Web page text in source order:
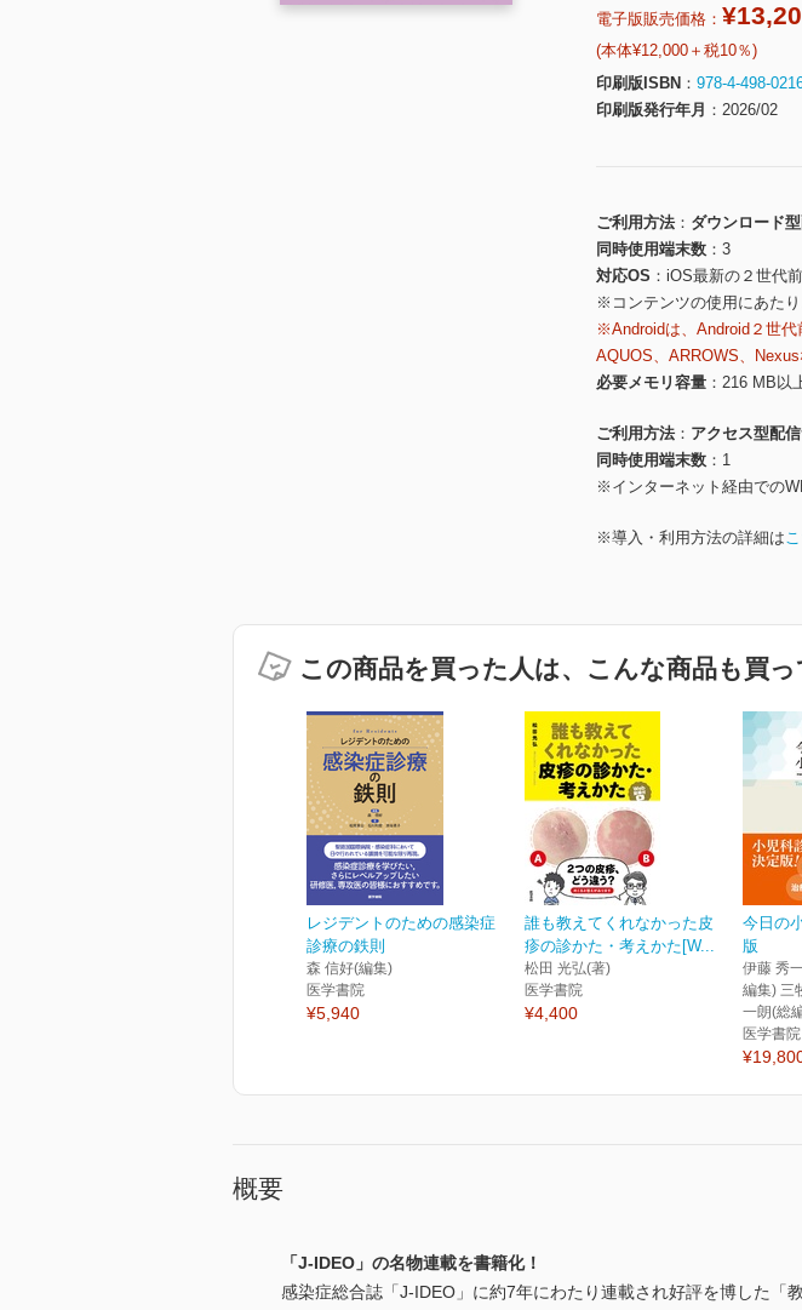
電子版販売価格：
(本体¥12,000＋税10％)
印刷版ISBN
978-4-498-
印刷版発行年月
2026/02
ご利用方法
ダウンロード
同時使用端末数
3
対応OS
iOS最新の２世代
※コンテンツの使用にあた
※Androidは、Android２世代
AQUOS、ARROWS、
必要メモリ容量
216 MB以
ご利用方法
アクセス型配
同時使用端末数
1
※インターネット経由での
※導入・利用方法の詳細は
この商品を買った人は、こんな商品も買っ
レジデントのための感染症
診療の鉄則
森 信好(編集)
医学書院
¥5,940
誰も教えてくれなかった皮
疹の診かた・考えかた[W...
松田 光弘(著)
医学書院
¥4,400
今日の
版
伊藤 秀
編集) 三
一朗(総
医学書院
概要
「J-IDEO」の名物連載を書籍化！
感染症総合誌「J-IDEO」に約7年にわたり連載され好評を博した「